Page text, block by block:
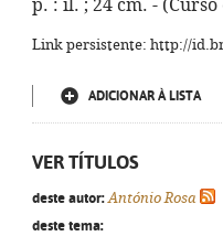
p. : il. ; 24 cm. - (Curso
Link persistente: http://
ADICIONAR À LISTA
VER TÍTULOS
deste autor: António Rosa
deste tema: